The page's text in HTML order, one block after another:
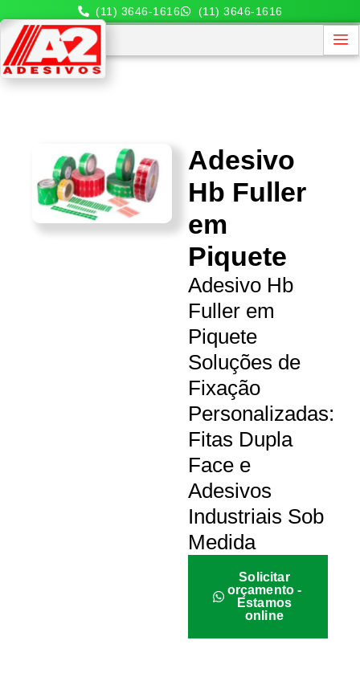
(11) 3646-1616 (11) 3646-1616
Adesivo
Hb Fuller
em
Piquete
Adesivo Hb
Fuller em
Piquete
Soluções de
Fixação
Personalizadas:
Fitas Dupla
Face e
Adesivos
Industriais Sob
Medida
Solicitar
orçamento -
Estamos
online